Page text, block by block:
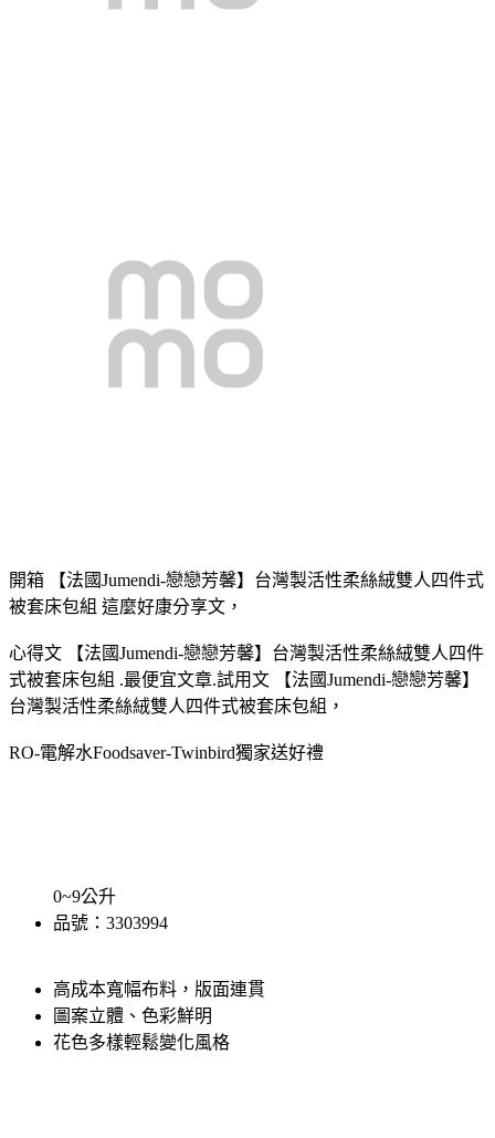
開箱 【法國Jumendi-戀戀芳馨】台灣製活性柔絲絨雙人四件式
被套床包組 這麼好康分享文，
心得文 【法國Jumendi-戀戀芳馨】台灣製活性柔絲絨雙人四件
式被套床包組 .最便宜文章.試用文 【法國Jumendi-戀戀芳馨】
台灣製活性柔絲絨雙人四件式被套床包組，
RO-電解水Foodsaver-Twinbird獨家送好禮
0~9公升
品號：3303994
高成本寬幅布料，版面連貫
圖案立體、色彩鮮明
花色多樣輕鬆變化風格